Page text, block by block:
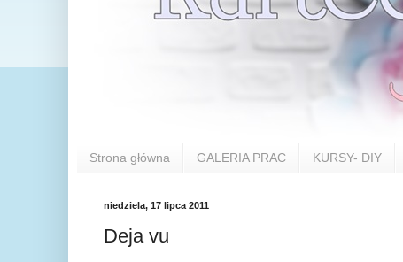
Strona główna GALERIA PRAC KURSY- DIY
niedziela, 17 lipca 2011
Deja vu